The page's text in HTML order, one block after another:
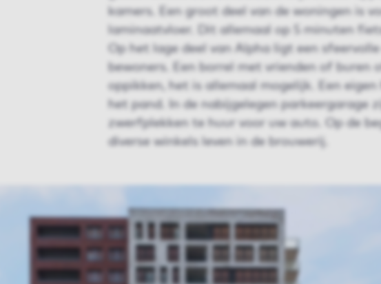
kamers. Een groot deel van de woningen is
laminaatvloer. Dit allemaal op 5 minuten
Op het lage deel van Alpha ligt een
bewoners. Een borrel met vrienden of buren
oppikken, het is allemaal mogelijk. Een
het pand. In de nabijgelegen parkeergarage
zwerfplekken te huur voor uw auto. Op de
diverse winkels leven in de brouwerij.